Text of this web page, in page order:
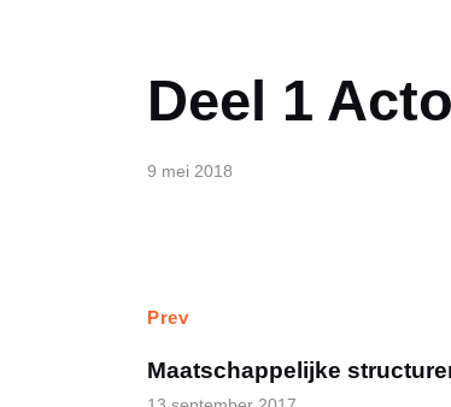
Deel 1
9 mei 2018
Prev
Maatschappelijke